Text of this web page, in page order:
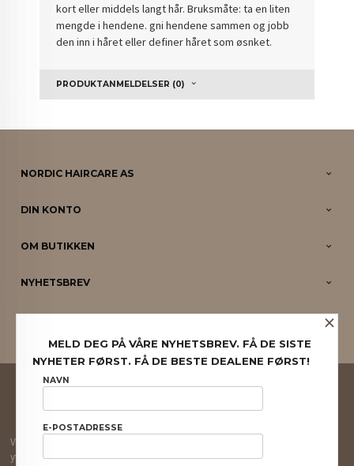
kort eller middels langt hår. Bruksmåte: ta en liten
mengde i hendene. gni hendene sammen og jobb
den inn i håret eller definer håret som øsnket.
PRODUKTANMELDELSER (0)
NORDIC HAIRCARE AS
DIN KONTO
OM BUTIKKEN
NYHETSBREV
PARTNERE
FRAKT
NYHETSBREV
Vår nettbutikk bruker cookies slik at du får en bedre kjøpsopplevelse og vi kan
yte deg bedre service. Vi bruker cookies hovedsaklig til å lagre
×
MELD DEG PÅ VÅRE NYHETSBREV. FÅ DE SISTE
NYHETER FØRST. FÅ DE BESTE DEALENE FØRST!
NAVN
E-POSTADRESSE